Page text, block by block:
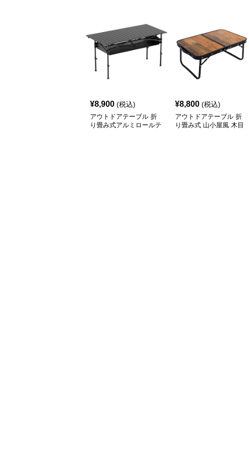
¥8,900 (税込)
アウトドアテーブル 折
り畳み式アルミロールテ
¥8,800 (税込)
アウトドアテーブル 折
り畳み式 山小屋風 木目